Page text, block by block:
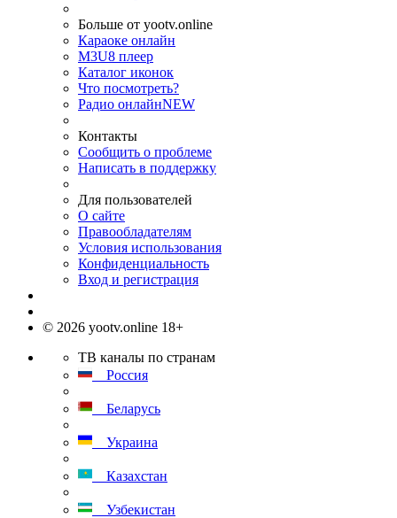
Больше от yootv.online
Караоке онлайн
M3U8 плеер
Каталог иконок
Что посмотреть?
Радио онлайнNEW
Контакты
Сообщить о проблеме
Написать в поддержку
Для пользователей
О сайте
Правообладателям
Условия использования
Конфиденциальность
Вход и регистрация
© 2026 yootv.online 18+
ТВ каналы по странам
Россия
Беларусь
Украина
Казахстан
Узбекистан